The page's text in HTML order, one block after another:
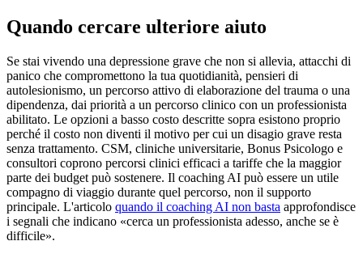
Quando cercare ulteriore aiuto
Se stai vivendo una depressione grave che non si allevia, attacchi di
panico che compromettono la tua quotidianità, pensieri di
autolesionismo, un percorso attivo di elaborazione del trauma o una
dipendenza, dai priorità a un percorso clinico con un professionista
abilitato. Le opzioni a basso costo descritte sopra esistono proprio
perché il costo non diventi il motivo per cui un disagio grave resta
senza trattamento. CSM, cliniche universitarie, Bonus Psicologo e
consultori coprono percorsi clinici efficaci a tariffe che la maggior
parte dei budget può sostenere. Il coaching AI può essere un utile
compagno di viaggio durante quel percorso, non il supporto
principale. L'articolo quando il coaching AI non basta approfondisce
i segnali che indicano «cerca un professionista adesso, anche se è
difficile».